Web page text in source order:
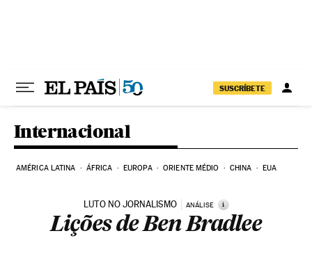
SUSCRÍBETE
Internacional
AMÉRICA LATINA ÁFRICA EUROPA ORIENTE MÉDIO CHINA EUA
LUTO NO JORNALISMO ANÁLISE i
Lições de Ben Bradlee